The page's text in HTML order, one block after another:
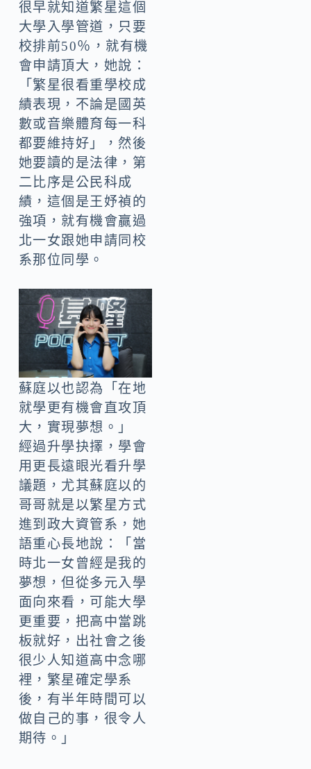
很早就知道繁星這個
大學入學管道，只要
校排前50％，就有機
會申請頂大，她說：
「繁星很看重學校成
績表現，不論是國英
數或音樂體育每一科
都要維持好」，然後
她要讀的是法律，第
二比序是公民科成
績，這個是王妤禎的
強項，就有機會贏過
北一女跟她申請同校
系那位同學。
蘇庭以也認為「在地
就學更有機會直攻頂
大，實現夢想。」
經過升學抉擇，學會
用更長遠眼光看升學
議題，尤其蘇庭以的
哥哥就是以繁星方式
進到政大資管系，她
語重心長地說：「當
時北一女曾經是我的
夢想，但從多元入學
面向來看，可能大學
更重要，把高中當跳
板就好，出社會之後
很少人知道高中念哪
裡，繁星確定學系
後，有半年時間可以
做自己的事，很令人
期待。」